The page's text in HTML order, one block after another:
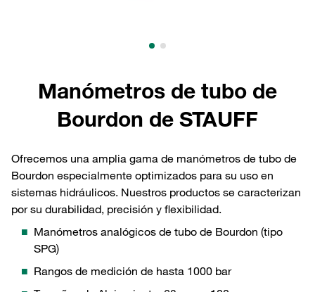
Manómetros de tubo de
Bourdon de STAUFF
Ofrecemos una amplia gama de manómetros de tubo de
Bourdon especialmente optimizados para su uso en
sistemas hidráulicos. Nuestros productos se caracterizan
por su durabilidad, precisión y flexibilidad.
Manómetros analógicos de tubo de Bourdon (tipo
SPG)
Rangos de medición de hasta 1000 bar